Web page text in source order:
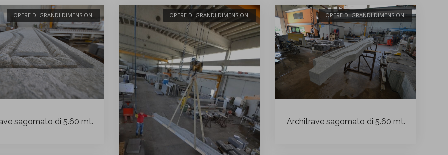
OPERE DI GRANDI DIMENSIONI
sagomato di 5.60 mt.
OPERE DI GRANDI DIMENSIONI OPERE DI GRANDI DIMENSIONI
Architrave sagomato di 5.60 mt.